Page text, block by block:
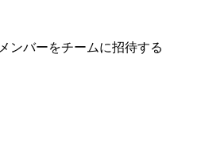
メンバーをチームに招待する